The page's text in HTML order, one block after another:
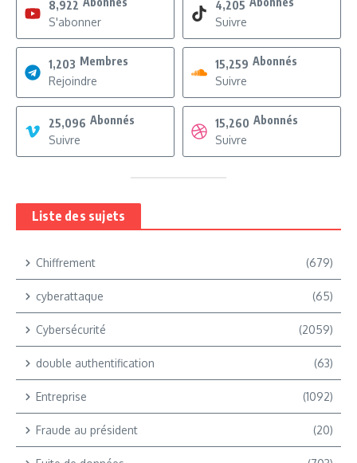
8,922
S'abonner
4,205
Suivre
1,203 Membres
Rejoindre
15,259 Abonnés
Suivre
25,096 Abonnés
Suivre
15,260 Abonnés
Suivre
Liste des sujets
Chiffrement (679)
cyberattaque (65)
Cybersécurité (2059)
double authentification (63)
Entreprise (1092)
Fraude au président (20)